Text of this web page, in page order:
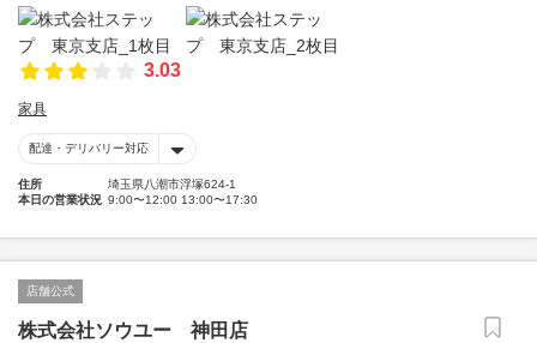
3.03
家具
配達・デリバリー対応
住所
埼玉県八潮市浮塚624-1
本日の営業状況 9:00〜12:00 13:00〜17:30
店舗公式
株式会社ソウユー 神田店